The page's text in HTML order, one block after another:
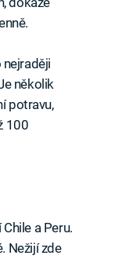
několik
potravu,
100
a Peru.
Nežijí zde